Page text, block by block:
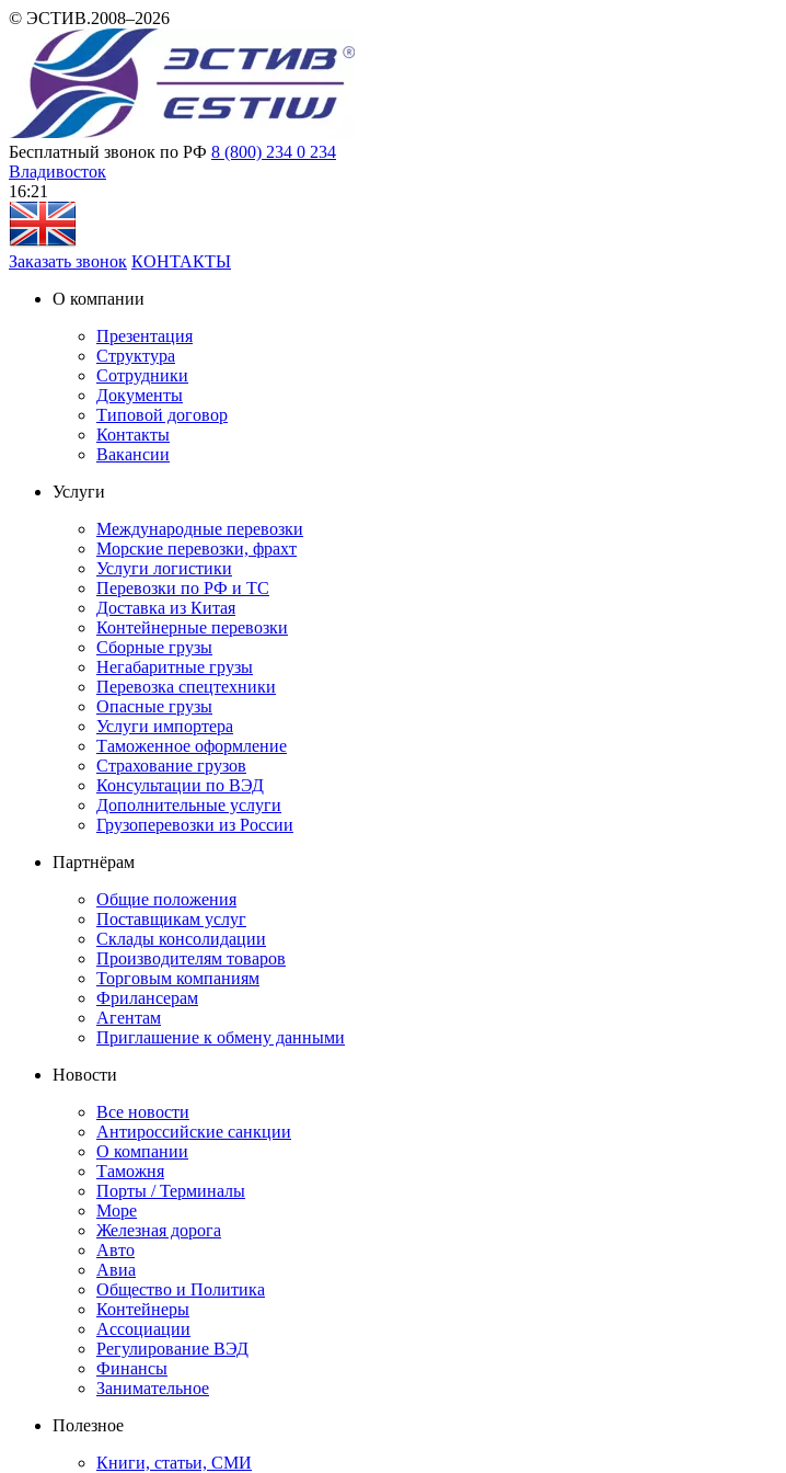
© ЭСТИВ.2008–2026
Бесплатный звонок по РФ 8 (800) 234 0 234
Владивосток
16 21
Заказать звонок КОНТАКТЫ
О компании
Презентация
Структура
Сотрудники
Документы
Типовой договор
Контакты
Вакансии
Услуги
Международные перевозки
Морские перевозки, фрахт
Услуги логистики
Перевозки по РФ и ТС
Доставка из Китая
Контейнерные перевозки
Сборные грузы
Негабаритные грузы
Перевозка спецтехники
Опасные грузы
Услуги импортера
Таможенное оформление
Страхование грузов
Консультации по ВЭД
Дополнительные услуги
Грузоперевозки из России
Партнёрам
Общие положения
Поставщикам услуг
Склады консолидации
Производителям товаров
Торговым компаниям
Фрилансерам
Агентам
Приглашение к обмену данными
Новости
Все новости
Антироссийские санкции
О компании
Таможня
Порты / Терминалы
Море
Железная дорога
Авто
Авиа
Общество и Политика
Контейнеры
Ассоциации
Регулирование ВЭД
Финансы
Занимательное
Полезное
Книги, статьи, СМИ